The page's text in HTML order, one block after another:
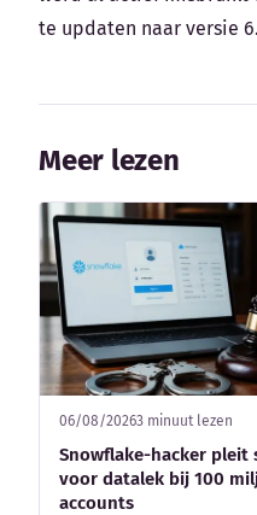
te updaten naar versie
Meer lezen
06/08/20263 minuut lezen
Snowflake-hacker pleit
voor datalek bij 100
accounts